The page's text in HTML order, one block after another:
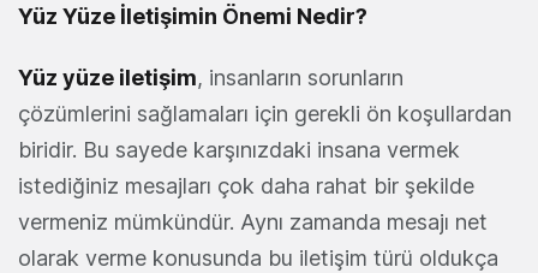
Yüz Yüze İletişimin Önemi Nedir?
Yüz yüze iletişim, insanların sorunların
çözümlerini sağlamaları için gerekli ön koşullardan
biridir. Bu sayede karşınızdaki insana vermek
istediğiniz mesajları çok daha rahat bir şekilde
vermeniz mümkündür. Aynı zamanda mesajı net
olarak verme konusunda bu iletişim türü oldukça